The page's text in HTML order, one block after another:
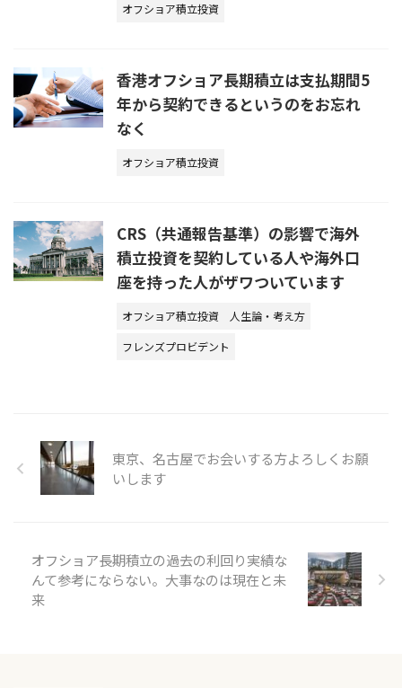
オフショア積立投資
香港オフショア長期積立は支払期間5
年から契約できるというのをお忘れ
なく
オフショア積立投資
CRS（共通報告基準）の影響で海外
積立投資を契約している人や海外口
座を持った人がザワついています
オフショア積立投資
人生論・考え方
フレンズプロビデント
東京、名古屋でお会いする方よろしくお願
いします
オフショア長期積立の過去の利回り実績な
んて参考にならない。大事なのは現在と未
来